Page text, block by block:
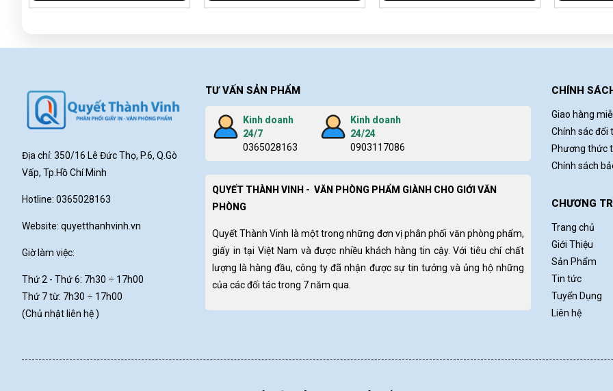
Địa chỉ: 350/16 Lê Đức Thọ, P.6, Q.Gò
Vấp, Tp.Hồ Chí Minh
Hotline: 0365028163
Website: quyetthanhvinh.vn
Giờ làm việc:
Thứ 2 - Thứ 6: 7h30 ÷ 17h00
Thứ 7 từ: 7h30 ÷ 17h00
(Chủ nhật liên hệ )
TƯ VẤN SẢN PHẨM
Kinh doanh
24/7
0365028163
Kinh doanh
24/24
0903117086
QUYẾT THÀNH VINH - VĂN PHÒNG PHẨM GIÀNH CHO GIỚI VĂN
PHÒNG
Quyết Thành Vinh là một trong những đơn vị phân phối văn phòng phẩm,
giấy in tại Việt Nam và được nhiều khách hàng tin cậy. Với tiêu chí chất
lượng là hàng đầu, công ty đã nhận được sự tin tưởng và ủng hộ những
của các đối tác trong 7 năm qua.
CHÍNH
Giao hàng
Chính sác đổi
Phương thức
Chính sách
CHƯƠNG
Trang chủ
Giới Thiệu
Sản Phẩm
Tin tức
Tuyển Dụng
Liên hệ